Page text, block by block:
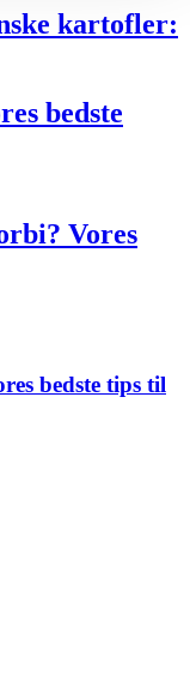
kartofler:
bedste
Vores
bedste tips til